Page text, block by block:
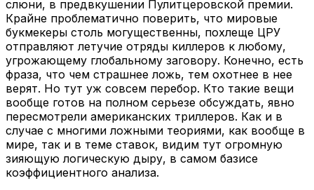
слюни, в предвкушении Пулитцеровской премии.
Крайне проблематично поверить, что мировые
букмекеры столь могущественны, похлеще ЦРУ
отправляют летучие отряды киллеров к любому,
угрожающему глобальному заговору. Конечно, есть
фраза, что чем страшнее ложь, тем охотнее в нее
верят. Но тут уж совсем перебор. Кто такие вещи
вообще готов на полном серьезе обсуждать, явно
пересмотрели американских триллеров. Как и в
случае с многими ложными теориями, как вообще в
мире, так и в теме ставок, видим тут огромную
зияющую логическую дыру, в самом базисе
коэффициентного анализа.